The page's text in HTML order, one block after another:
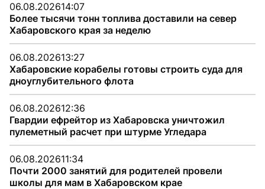
06.08.202614:07
Более тысячи тонн топлива доставили на север
Хабаровского края за неделю
06.08.202613:27
Хабаровские корабелы готовы строить суда для
дноуглубительного флота
06.08.202612:36
Гвардии ефрейтор из Хабаровска уничтожил
пулеметный расчет при штурме Угледара
06.08.202611:34
Почти 2000 занятий для родителей провели
школы для мам в Хабаровском крае